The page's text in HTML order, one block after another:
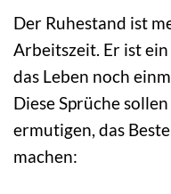
Der Ruhestand ist
Arbeitszeit. Er ist
das Leben noch
Diese Sprüche
ermutigen, das
machen: